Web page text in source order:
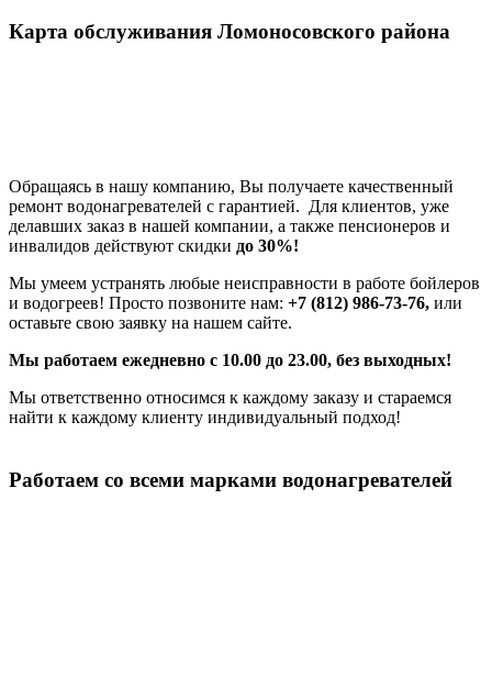
Карта обслуживания Ломоносовского района
Обращаясь в нашу компанию, Вы получаете качественный
ремонт водонагревателей с гарантией. Для клиентов, уже
делавших заказ в нашей компании, а также пенсионеров и
инвалидов действуют скидки до 30%!
Мы умеем устранять любые неисправности в работе бойлеров
и водогреев! Просто позвоните нам: +7 (812) 986-73-76, или
оставьте свою заявку на нашем сайте.
Мы работаем ежедневно с 10.00 до 23.00, без выходных!
Мы ответственно относимся к каждому заказу и стараемся
найти к каждому клиенту индивидуальный подход!
Работаем со всеми марками водонагревателей